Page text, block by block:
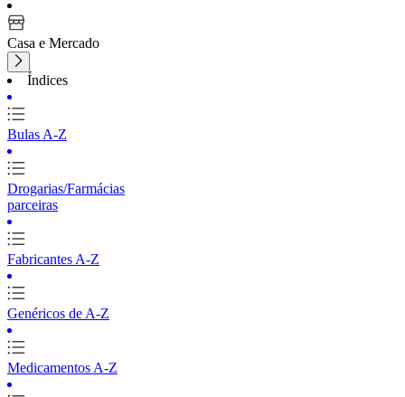
Casa e Mercado
Índices
Bulas A-Z
Drogarias/Farmácias
parceiras
Fabricantes A-Z
Genéricos de A-Z
Medicamentos A-Z